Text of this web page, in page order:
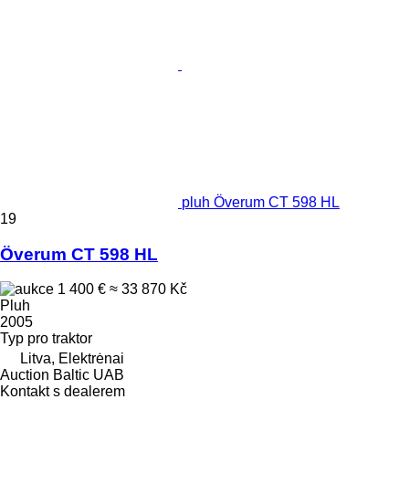
pluh Överum CT 598 HL
19
Överum CT 598 HL
1 400 € ≈ 33 870 Kč
Pluh
2005
Typ pro traktor
Litva, Elektrėnai
Auction Baltic UAB
Kontakt s dealerem